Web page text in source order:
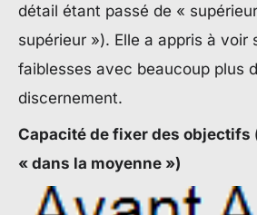
détail étant passé de «
supérieur »). Elle a appris à voir
faiblesses avec beaucoup plus
discernement.
Capacité de fixer des objectifs
« dans la moyenne »)